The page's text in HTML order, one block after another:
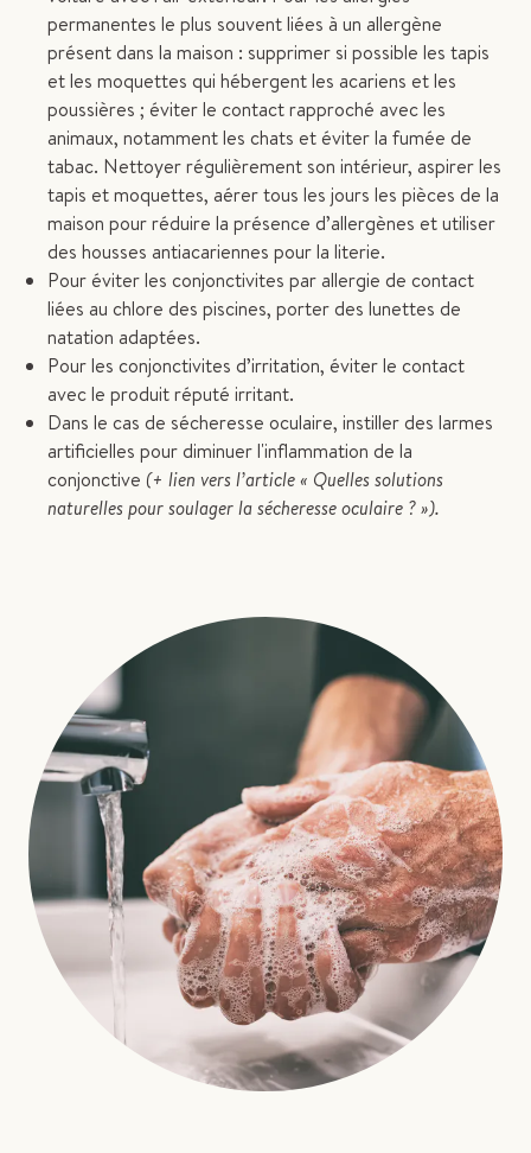
permanentes le plus souvent liées à un allergène
présent dans la maison : supprimer si possible les tapis
et les moquettes qui hébergent les acariens et les
poussières ; éviter le contact rapproché avec les
animaux, notamment les chats et éviter la fumée de
tabac. Nettoyer régulièrement son intérieur, aspirer les
tapis et moquettes, aérer tous les jours les pièces de la
maison pour réduire la présence d’allergènes et utiliser
des housses antiacariennes pour la literie.
Pour éviter les conjonctivites par allergie de contact
liées au chlore des piscines, porter des lunettes de
natation adaptées.
Pour les conjonctivites d’irritation, éviter le contact
avec le produit réputé irritant.
Dans le cas de sécheresse oculaire, instiller des larmes
artificielles pour diminuer l'inflammation de la
conjonctive (+ lien vers l’article « Quelles solutions
naturelles pour soulager la sécheresse oculaire ? »).